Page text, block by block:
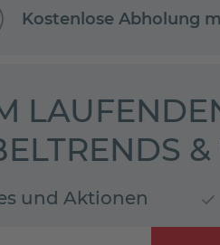
Kostenlose Abholung
und Aktionen